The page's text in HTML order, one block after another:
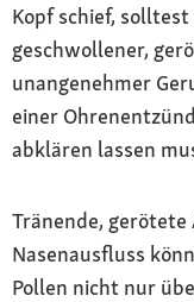
Kopf schief,
geschwollener,
unangenehmer
einer
abklären lassen
Tränende, gerötete
Nasenausfluss
Pollen nicht nur